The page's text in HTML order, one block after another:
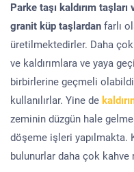
Parke taşı kaldırım
granit küp taşlardan farlı
üretilmektedirler. Daha
ve kaldırımlara ve yaya
birbirlerine geçmeli
kullanılırlar. Yine de
zeminin düzgün hale
döşeme işleri yapılmakta.
bulunurlar daha çok kahve